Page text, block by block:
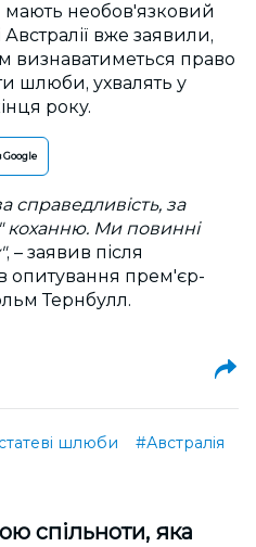
мають необов'язковий
вже заявили,
визнаватиметься право
шлюби, ухвалять у
року.
Google
справедливість, за
коханню. Ми повинні
, – заявив після
опитування прем'єр-
Тернбулл.
шлюби #Австралія
спільноти, яка